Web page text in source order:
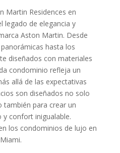
Martin Residences en
legado de elegancia y
Aston Martin. Desde
hasta los
diseñados con materiales
condominio refleja un
allá de las expectativas
son diseñados no solo
también para crear un
confort inigualable.
los condominios de lujo en